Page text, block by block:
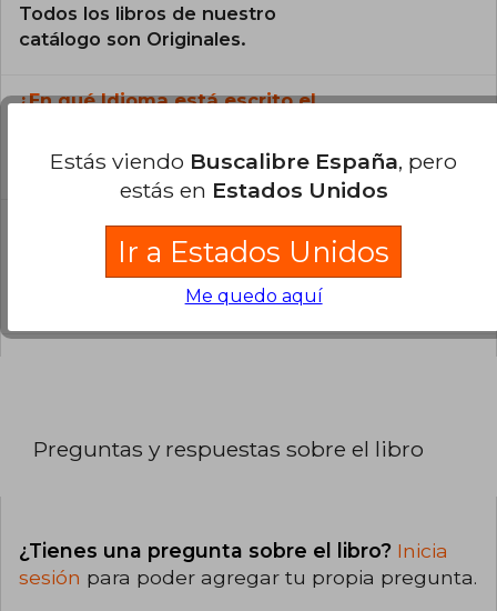
Todos los libros de nuestro
catálogo son Originales.
¿En qué Idioma está escrito el
El libro está escrito en Español.
¿Cuál es la encuadernación de este libro?
La encuadernación de esta edición es Tapa
Preguntas y respuestas sobre el libro
¿Tienes una pregunta sobre el libro? Inicia
sesión para poder agregar tu propia pregunta.
Estás viendo Buscalibre España, pero
estás en Estados Unidos
Ir a Estados Unidos
Me quedo aquí